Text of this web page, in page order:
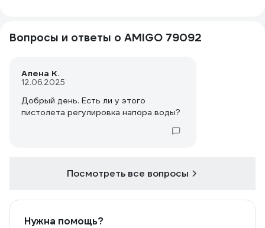
Вопросы и ответы о AMIGO 79092
Алена К.
12.06.2025
Добрый день. Есть ли у этого
пистолета регулировка напора воды?
Посмотреть все вопросы
Нужна помощь?